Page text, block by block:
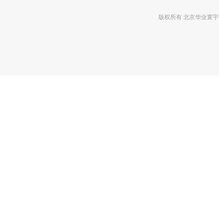
版权所有 北京华业寰